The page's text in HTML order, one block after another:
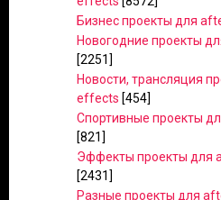
Бизнес проекты для
Новогодние проекты
[2251]
Новости, трансляция
effects [454]
Спортивные проекты
[821]
Эффекты проекты для
[2431]
Разные проекты для